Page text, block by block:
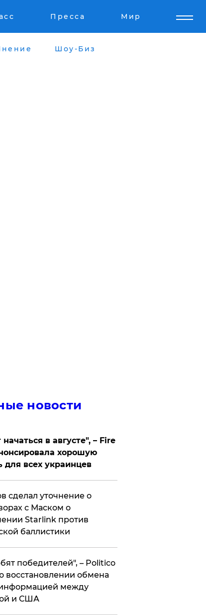
Пресса Мир
Шоу-Биз
новости
в августе", – Fire
хорошую
для всех украинцев
сделал уточнение о
с Маском о
Starlink против
баллистики
победителей", – Politico
восстановлении обмена
между
и США